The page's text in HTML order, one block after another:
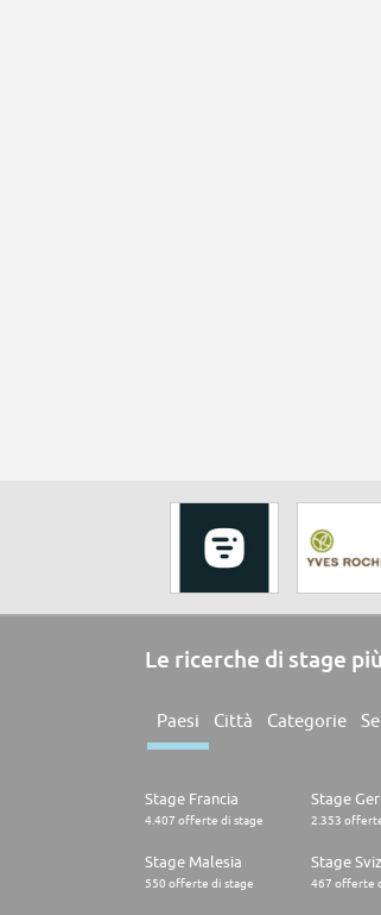
Le ricerche di stage
Paesi Città Categorie
Stage Francia
4.407 offerte di stage
Stage
2.353
Stage Malesia
550 offerte di stage
Stage
467 offerte